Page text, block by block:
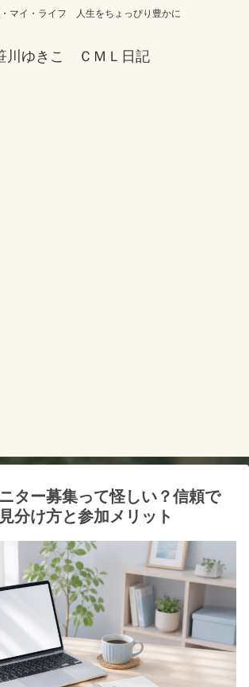
マイ・ライフ 人生をちょっぴり豊かに
川ゆきこ ＣＭＬ日記
ター募集って怪しい？信頼で
分け方と参加メリット